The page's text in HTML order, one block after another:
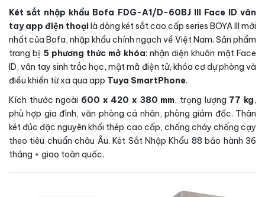
Két sắt nhập khẩu Bofa FDG-A1/D-60BJ III Face ID vân
tay app điện thoạilà dòng két sắt cao cấp series BOYA III mới
nhất của Bofa, nhập khẩu chính ngạch về Việt Nam. Sản phẩm
trang bị 5 phương thức mở khóa: nhận diện khuôn mặt Face
ID, vân tay sinh trắc học, mật mã điện tử, khóa cơ dự phòng và
điều khiển từ xa qua app Tuya SmartPhone.
Kích thước ngoài 600 x 420 x 380 mm, trọng lượng 77 kg,
phù hợp gia đình, văn phòng cá nhân, phòng giám đốc. Thân
két đúc đặc nguyên khối thép cao cấp, chống cháy chống cạy
theo tiêu chuẩn châu Âu. Két Sắt Nhập Khẩu 88 bảo hành 36
tháng + giao toàn quốc.